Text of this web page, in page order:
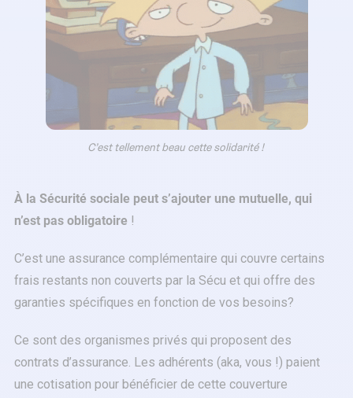
C’est tellement beau cette solidarité !
À la Sécurité sociale peut s’ajouter une mutuelle, qui
n’est pas obligatoire !
C’est une assurance complémentaire qui couvre certains
frais restants non couverts par la Sécu et qui offre des
garanties spécifiques en fonction de vos besoins?
Ce sont des organismes privés qui proposent des
contrats d’assurance. Les adhérents (aka, vous !) paient
une cotisation pour bénéficier de cette couverture